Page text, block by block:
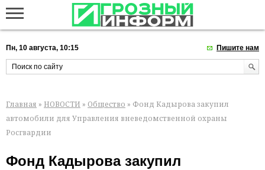
Пн, 10 августа, 10:15 Пишите нам
Главная » НОВОСТИ » Общество » Фонд Кадырова закупил
автомобили для Управления вневедомственной охраны
Росгвардии
Фонд Кадырова закупил